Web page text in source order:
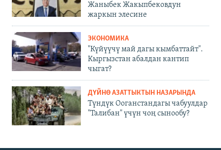
Жаныбек Жакыпбековдун
жаркын элесине
ЭКОНОМИКА
"Күйүүчү май дагы кымбаттайт".
Кыргызстан абалдан кантип
чыгат?
ДҮЙНӨ АЗАТТЫКТЫН НАЗАРЫНДА
Түндүк Ооганстандагы чабуулдар
"Талибан" үчүн чоң сынообу?